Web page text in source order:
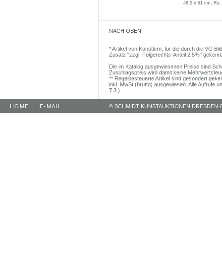
48,5 x 61 cm;
NACH OBEN
* Artikel von Künstlern, für die durch die VG
Zusatz "zzgl. Folgerechts-Anteil 2,5%"
Die im Katalog ausgewiesenen Preise sind
Zuschlagspreis wird damit keine
** Regelbesteuerte Artikel sind gesondert
inkl. MwSt (brutto) ausgewiesen. Alle Aufrufe
7.3.)
HOME | E-MAIL © SCHMIDT KUNSTAUKTIONEN DRESDEN